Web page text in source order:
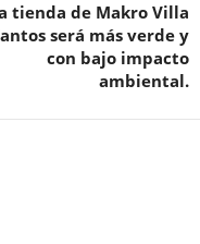
tienda de Makro Villa
será más verde y
con bajo impacto
ambiental.